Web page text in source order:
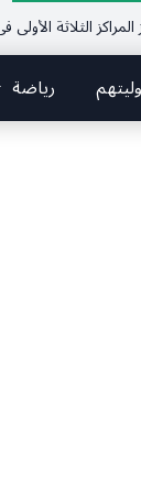
في النسخة 75 من رالي فنلندا
رياضة